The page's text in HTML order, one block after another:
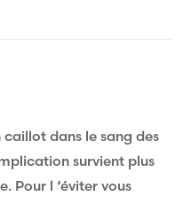
dans le sang des
survient plus
Pour l ‘éviter vous